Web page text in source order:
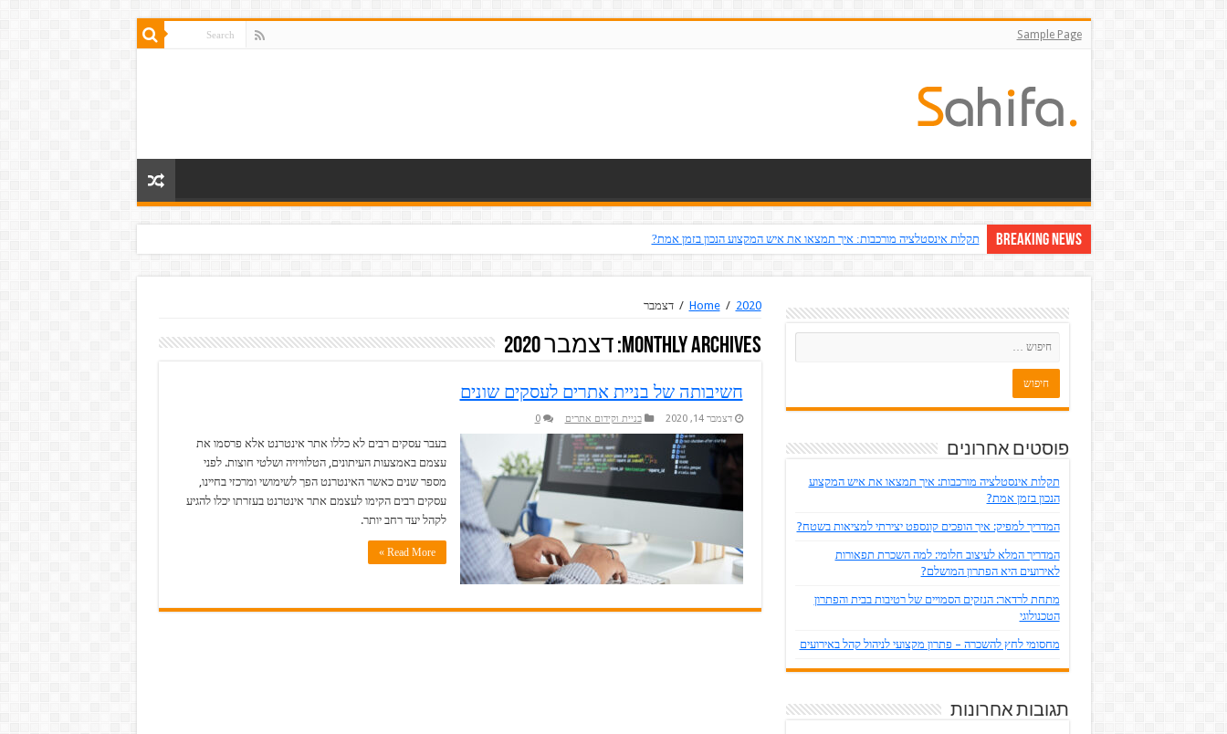
Sample Page
Breaking News תקלות אינסטלציה מורכבות: איך תמצאו את איש המקצוע הנכון בזמן אמת?
Home / 2020
/ דצמבר
Monthly Archives: דצמבר 2020
חשיבותה של בניית אתרים לעסקים שונים
דצמבר 14, 2020 בניית וקידום אתרים 0
בעבר עסקים רבים לא כללו אתר אינטרנט אלא פרסמו את
עצמם באמצעות העיתונים, הטלוויזיה ושלטי חוצות. לפני
מספר שנים כאשר האינטרנט הפך לשימושי ומרכזי בחיינו,
עסקים רבים הקימו לעצמם אתר אינטרנט בעזרתו יכלו להגיע
לקהל יעד רחב יותר.
Read More »
פוסטים אחרונים
תקלות אינסטלציה מורכבות: איך תמצאו את איש המקצוע
הנכון בזמן אמת?
המדריך למפיק: איך הופכים קונספט יצירתי למציאות בשטח?
המדריך המלא לעיצוב חלומי: למה השכרת תפאורות
לאירועים היא הפתרון המושלם?
מתחת לרדאר: הנזקים הסמויים של רטיבות בבית והפתרון
הטכנולוגי
מחסומי לחץ להשכרה – פתרון מקצועי לניהול קהל באירועים
תגובות אחרונות